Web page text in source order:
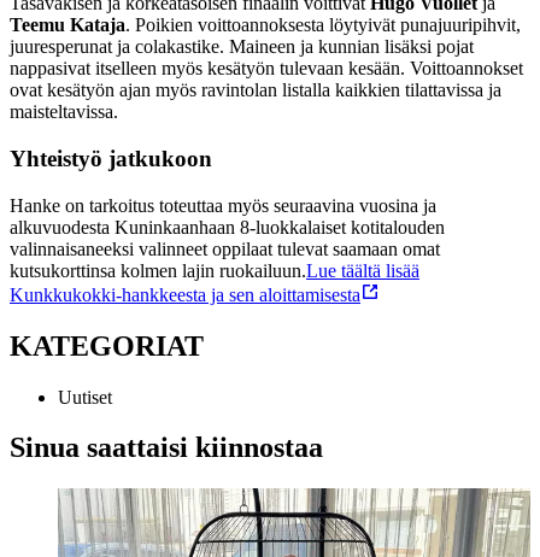
Teemu Kataja. Poikien voittoannoksesta löytyivät punajuuripihvit,
juuresperunat ja colakastike. Maineen ja kunnian lisäksi pojat
nappasivat itselleen myös kesätyön tulevaan kesään. Voittoannokset
ovat kesätyön ajan myös ravintolan listalla kaikkien tilattavissa ja
maisteltavissa.
Yhteistyö jatkukoon
Hanke on tarkoitus toteuttaa myös seuraavina vuosina ja
alkuvuodesta Kuninkaanhaan 8-luokkalaiset kotitalouden
valinnaisaneeksi valinneet oppilaat tulevat saamaan omat
kutsukorttinsa kolmen lajin ruokailuun.Lue täältä lisää
Kunkkukokki-hankkeesta ja sen aloittamisesta
KATEGORIAT
Uutiset
Sinua saattaisi kiinnostaa